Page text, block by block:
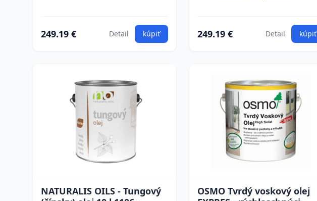
249.19 € Detail kúpiť 249.19 € Detail kúpiť
NATURALIS OILS - Tungový
OSMO Tvrdý voskový olej